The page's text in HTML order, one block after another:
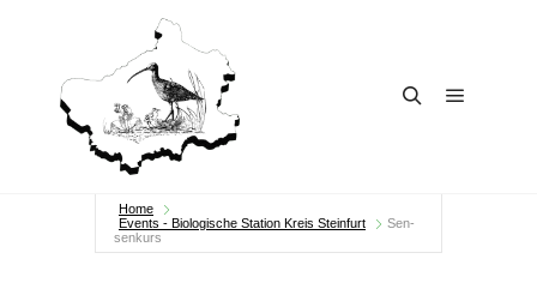
Home
Events - Biologische Station Kreis Steinfurt
Sen­
sen­kurs